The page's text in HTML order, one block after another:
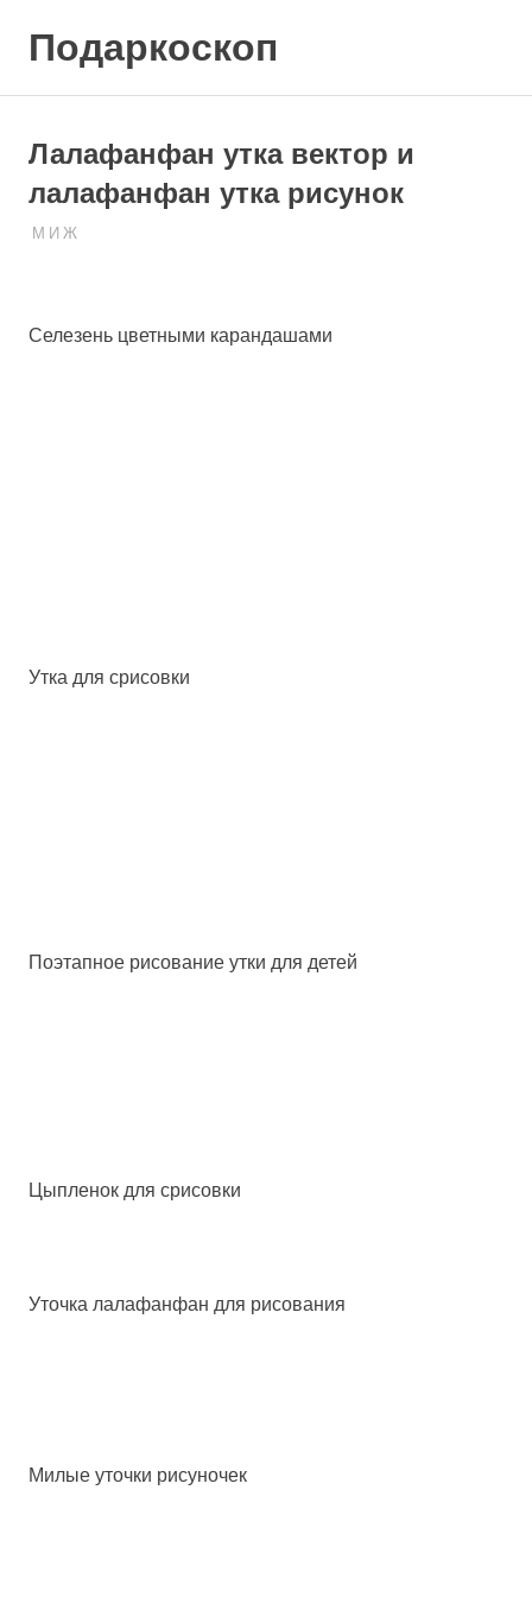
Подаркоскоп
подарить
Лалафанфан утка вектор и
лалафанфан утка рисунок
03.03.2023
ПОДАРЧЕК
М И Ж
Селезень цветными карандашами
Утка для срисовки
Поэтапное рисование утки для детей
Цыпленок для срисовки
Уточка лалафанфан для рисования
Милые уточки рисуночек